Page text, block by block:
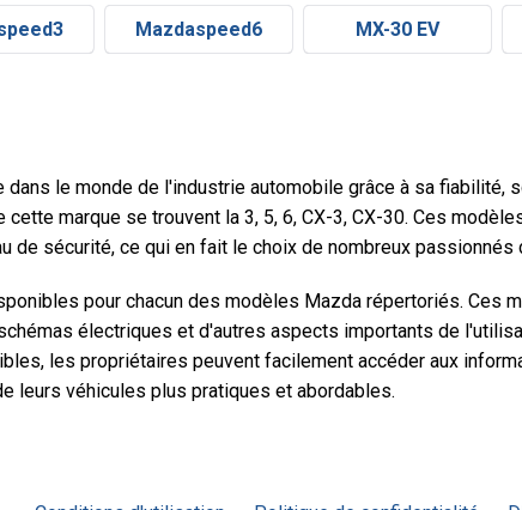
Mazdaspeed6 MX-30 EV
dans le monde de l'industrie automobile grâce à sa fiabilité,
marque se trouvent la 3, 5, 6, CX-3, CX-30. Ces
de sécurité, ce qui en fait le choix de nombreux passionnés
pour chacun des modèles Mazda répertoriés. Ces
électriques et d'autres aspects importants de
les propriétaires peuvent facilement accéder aux
leurs véhicules plus pratiques et abordables.